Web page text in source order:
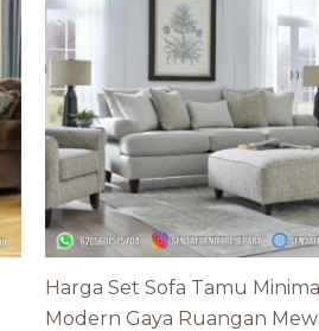
Harga Set Sofa Tamu
Modern Gaya Ruangan